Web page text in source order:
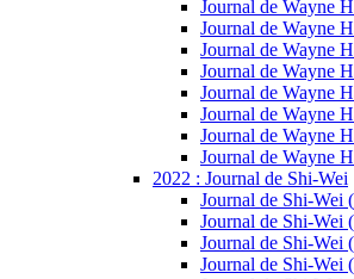
Journal de Wayne
Journal de Wayne
Journal de Wayne
Journal de Wayne
Journal de Wayne
Journal de Wayne
Journal de Wayne
Journal de Wayne
2022 : Journal de Shi-Wei
Journal de Shi-Wei
Journal de Shi-Wei
Journal de Shi-Wei
Journal de Shi-Wei